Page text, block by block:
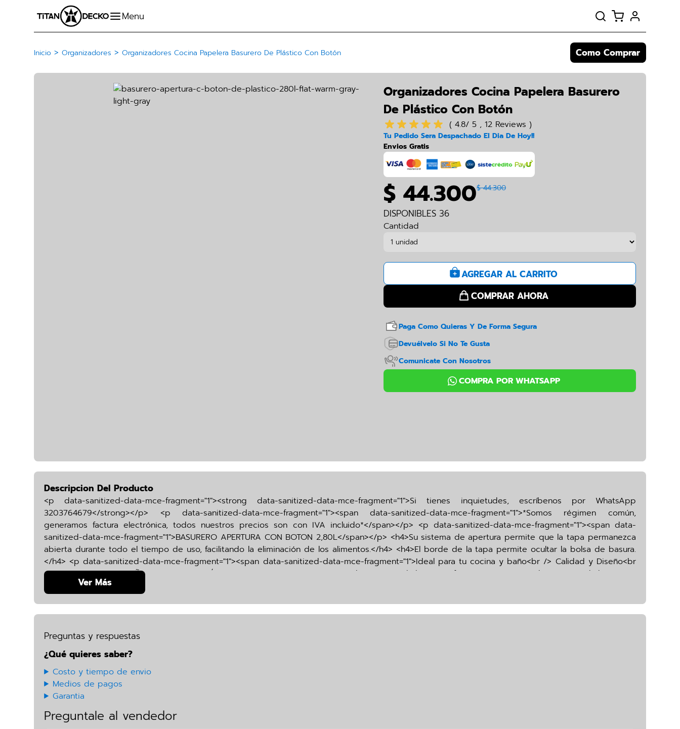
Inicio >Organizadores >Organizadores Cocina Papelera Basurero De Plástico Con Botón Como Comprar
Organizadores Cocina Papelera Basurero
De Plástico Con Botón
( 4.8/ 5 , 12 Reviews )
Tu Pedido Sera Despachado El Dia De Hoy!!
Envios Gratis
$ 44.300$ 44.300
DISPONIBLES 36
Cantidad
Paga Como Quieras Y De Forma Segura
Devuélvelo Si No Te Gusta
Comunicate Con Nosotros
Descripcion Del Producto
<p data-sanitized-data-mce-fragment="1"><strong data-sanitized-data-mce-fragment="1">Si tienes inquietudes, escríbenos por WhatsApp
3203764679</strong></p> <p data-sanitized-data-mce-fragment="1"><span data-sanitized-data-mce-fragment="1">*Somos régimen común,
generamos factura electrónica, todos nuestros precios son con IVA incluido*</span></p> <p data-sanitized-data-mce-fragment="1"><span data-
sanitized-data-mce-fragment="1">BASURERO APERTURA CON BOTON 2,80L</span></p> <h4>Su sistema de apertura permite que la tapa permanezca
abierta durante todo el tiempo de uso, facilitando la eliminación de los alimentos.</h4> <h4>El borde de la tapa permite ocultar la bolsa de basura.
</h4> <p data-sanitized-data-mce-fragment="1"><span data-sanitized-data-mce-fragment="1">Ideal para tu cocina y baño<br /> Calidad y Diseño<br
/> RECICABLE - DISEÑO COMPACTO, FÁCIL DE LIMPIAR</span></p> <p data-sanitized-data-mce-fragment="1"><span data-sanitized-data-mce-
fragment="1"><br /> <strong>MEDIDAS:</strong> 11 x 23,5 x 20,5 cm</p> <p></span></p> <p data-sanitized-data-mce-fragment="1"><span data-
sanitized-data-mce-fragment="1"><em data-sanitized-data-mce-fragment="1"><strong data-sanitized-data-mce-
Ver Más
Preguntas y respuestas
¿Qué quieres saber?
Costo y tiempo de envio
Medios de pagos
Garantia
Preguntale al vendedor